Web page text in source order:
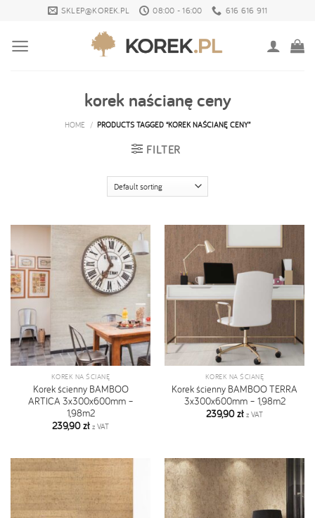
content
SKLEP@KOREK.PL 08:00 - 16:00 616 616 911
korek naścianę ceny
HOME / PRODUCTS TAGGED “KOREK NAŚCIANĘ CENY”
FILTER
KOREK NA ŚCIANĘ
Korek ścienny BAMBOO
ARTICA 3x300x600mm –
1,98m2
239,90zł z VAT
KOREK NA ŚCIANĘ
Korek ścienny BAMBOO TERRA
3x300x600mm – 1,98m2
239,90zł z VAT